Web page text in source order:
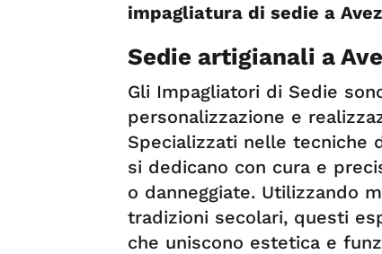
impagliatura di sedie a
Sedie artigianali a
Gli Impagliatori di Sedie
personalizzazione e
Specializzati nelle tecniche
si dedicano con cura e
o danneggiate. Utilizzando
tradizioni secolari, questi
che uniscono estetica e